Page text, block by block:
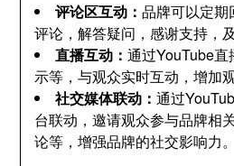
评论区互动：品牌可以定期
评论，解答疑问，感谢支持，
直播互动：通过YouTube
示等，与观众实时互动，增加
社交媒体联动：通过
台联动，邀请观众参与品牌相
论等，增强品牌的社交影响力。